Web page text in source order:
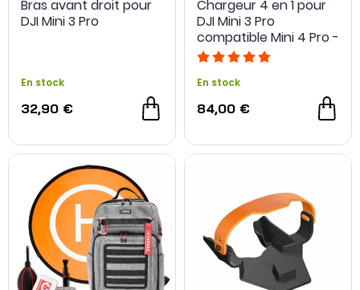
Bras avant droit pour
DJI Mini 3 Pro
En stock
32,90 €
Chargeur 4 en 1 pour
DJI Mini 3 Pro
compatible Mini 4 Pro -
Parbeson
En stock
84,00 €